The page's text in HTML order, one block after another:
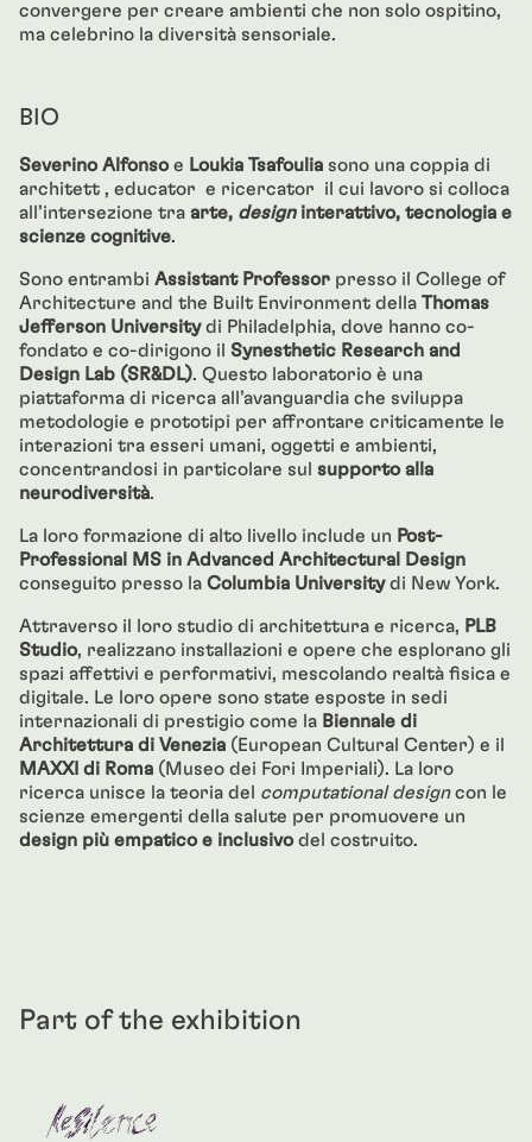
convergere per creare ambienti che non solo ospitino,
ma celebrino la diversità sensoriale.
BIO
Severino Alfonsoe Loukia Tsafoulia sono una coppia di
architett , educator e ricercator il cui lavoro si colloca
all’intersezione tra arte, designinterattivo, tecnologia e
scienze cognitive.
Sono entrambi Assistant Professor presso il College of
Architecture and the Built Environment della Thomas
Jefferson Universitydi Philadelphia, dove hanno co-
fondato e co-dirigono il Synesthetic Research and
Design Lab (SR&DL). Questo laboratorio è una
piattaforma di ricerca all’avanguardia che sviluppa
metodologie e prototipi per affrontare criticamente le
interazioni tra esseri umani, oggetti e ambienti,
concentrandosi in particolare sul supporto alla
neurodiversità.
La loro formazione di alto livello include un Post-
Professional MS in Advanced Architectural Design
conseguito presso la Columbia Universitydi New York.
Attraverso il loro studio di architettura e ricerca, PLB
Studio, realizzano installazioni e opere che esplorano gli
spazi affettivi e performativi, mescolando realtà fisica e
digitale. Le loro opere sono state esposte in sedi
internazionali di prestigio come la Biennale di
Architettura di Venezia (European Cultural Center) e il
MAXXI di Roma (Museo dei Fori Imperiali). La loro
ricerca unisce la teoria del computational designcon le
scienze emergenti della salute per promuovere un
design più empatico e inclusivodel costruito.
Part of the exhibition